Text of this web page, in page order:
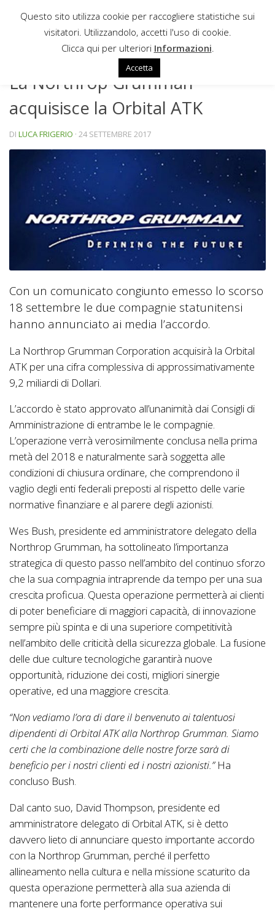
Sotto il contenuto
La Northrop Grumman
acquisisce la Orbital ATK
DI LUCA FRIGERIO · 24 SETTEMBRE 2017
Con un comunicato congiunto emesso lo scorso
18 settembre le due compagnie statunitensi
hanno annunciato ai media l’accordo.
La Northrop Grumman Corporation acquisirà la Orbital
ATK per una cifra complessiva di approssimativamente
9,2 miliardi di Dollari.
L’accordo è stato approvato all’unanimità dai Consigli di
Amministrazione di entrambe le le compagnie.
L’operazione verrà verosimilmente conclusa nella prima
metà del 2018 e naturalmente sarà soggetta alle
condizioni di chiusura ordinare, che comprendono il
vaglio degli enti federali preposti al rispetto delle varie
normative finanziare e al parere degli azionisti.
Wes Bush, presidente ed amministratore delegato della
Northrop Grumman, ha sottolineato l’importanza
strategica di questo passo nell’ambito del continuo sforzo
che la sua compagnia intraprende da tempo per una sua
crescita proficua. Questa operazione permetterà ai clienti
di poter beneficiare di maggiori capacità, di innovazione
sempre più spinta e di una superiore competitività
nell’ambito delle criticità della sicurezza globale. La fusione
delle due culture tecnologiche garantirà nuove
opportunità, riduzione dei costi, migliori sinergie
operative, ed una maggiore crescita.
“Non vediamo l’ora di dare il benvenuto ai talentuosi
dipendenti di Orbital ATK alla Northrop Grumman. Siamo
certi che la combinazione delle nostre forze sarà di
beneficio per i nostri clienti ed i nostri azionisti.”Ha
concluso Bush.
Dal canto suo, David Thompson, presidente ed
amministratore delegato di Orbital ATK, si è detto
davvero lieto di annunciare questo importante accordo
con la Northrop Grumman, perché il perfetto
allineamento nella cultura e nella missione scaturito da
questa operazione permetterà alla sua azienda di
mantenere una forte performance operativa sui
Questo sito utilizza cookie per raccogliere statistiche sui
visitatori. Utilizzandolo, accetti l'uso di cookie.
Clicca qui per ulteriori Informazioni
Accetta